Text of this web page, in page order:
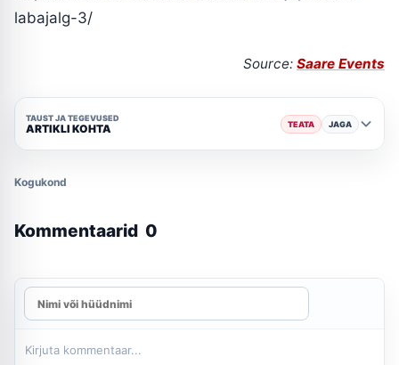
labajalg-3/
Source: Saare Events
TAUST JA TEGEVUSED
ARTIKLI KOHTA TEATA JAGA
Kogukond
Kommentaarid 0